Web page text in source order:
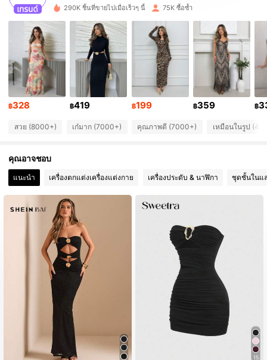
4.86 169K ผู้ติดตาม
4.86 169K ผู้ติดตาม
169K ผู้ติดตาม
4.86 169K ผู้ติดตาม
169K ผู้ติดตาม
290K ชิ้นที่ขายไปเมื่อเร็วๆ นี้ 75K ซื้อซ้ำ
฿328 ฿419 ฿199 ฿359 ฿
สวย (8000+) เก๋มาก (7000+) คุณภาพดี (7000+) เหมือนในรูป
คุณอาจชอบ
แนะนำ เครื่องตกแต่งเครื่องแต่งกาย เครื่องประดับ & นาฬิกา ชุดชั้นในแ
15